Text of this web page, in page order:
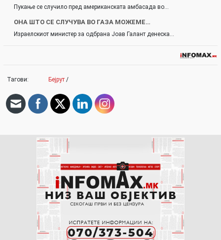
Пукање се случило пред американската амбасада во…
ОНА ШТО СЕ СЛУЧУВА ВО ГАЗА МОЖЕМЕ…
Израелскиот министер за одбрана Јоав Галант денеска…
Тагови: Бејрут /